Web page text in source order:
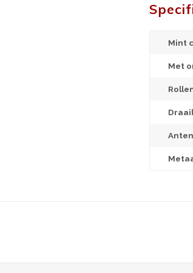
Mint
Met